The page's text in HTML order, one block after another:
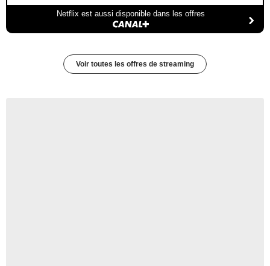
Netflix est aussi disponible dans les offres
Voir toutes les offres de streaming